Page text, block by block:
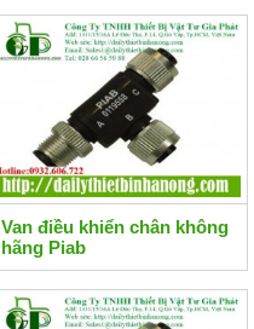
Van điều khiển chân không
hãng Piab